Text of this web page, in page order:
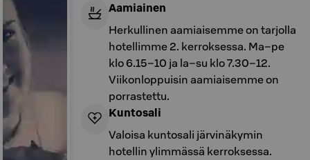
Aamiainen
Herkullinen aamiaisemme on tarjolla
hotellimme 2. kerroksessa. Ma–pe
klo 6.15–10 ja la–su klo 7.30–12.
Viikonloppuisin aamiaisemme on
porrastettu.
Kuntosali
Valoisa kuntosali järvinäkymin
hotellin ylimmässä kerroksessa.